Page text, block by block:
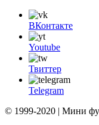
ВКонтакте
Youtube
Твиттер
Telegram
© 1999-2020 | Мини